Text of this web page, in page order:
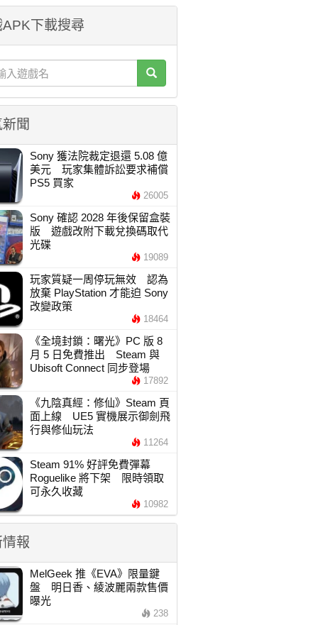
下載搜尋
聞
Sony 獲法院裁定退還 5.08 億
美元 玩家集體訴訟要求補償
PS5 買家
26005
Sony 確認 2028 年後保留盒裝
版 遊戲改附下載兌換碼取代
光碟
19089
玩家質疑一周停玩無效 認為
放棄 PlayStation 才能迫 Sony
改變政策
18464
《全境封鎖：曙光》PC 版 8
月 5 日免費推出 Steam 與
Ubisoft Connect 同步登場
17892
《九陰真經：修仙》Steam 頁
面上線 UE5 實機展示御劍飛
行與修仙玩法
11264
Steam 91% 好評免費彈幕
Roguelike 將下架 限時領取
可永久收藏
10982
報
MelGeek 推《EVA》限量鍵
盤 明日香、綾波麗兩款售價
曝光
238